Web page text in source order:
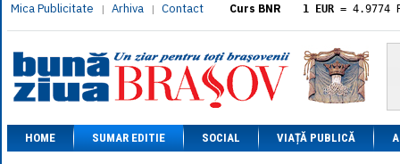
Mica Publicitate | Arhiva | Contact Curs BNR 1 EUR = 4.9774
= 5.8304
1 XAU= 464.4611
1 AED= 1.1933
1 AUD= 2.7957
1 BGN= 2.5449
1 CAD= 3.1559
1 CHF= 5.2813
HOME SUMAR EDITIE SOCIAL VIAȚĂ PUBLICĂ